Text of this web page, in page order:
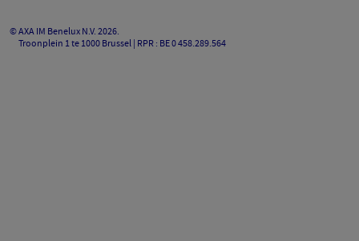
©AXA IM Benelux N.V.2026.
Troonplein 1 te 1000 Brussel | RPR : BE 0 458.289.564